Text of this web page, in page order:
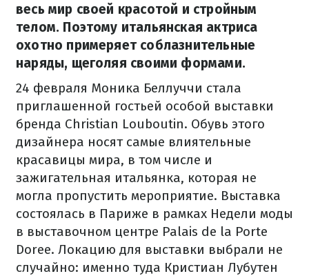
весь мир своей красотой и стройным
телом. Поэтому итальянская актриса
охотно примеряет соблазнительные
наряды, щеголяя своими формами.
24 февраля Моника Беллуччи стала
приглашенной гостьей особой выставки
бренда Christian Louboutin. Обувь этого
дизайнера носят самые влиятельные
красавицы мира, в том числе и
зажигательная итальянка, которая не
могла пропустить мероприятие. Выставка
состоялась в Париже в рамках Недели моды
в выставочном центре Palais de la Porte
Doree. Локацию для выставки выбрали не
случайно: именно туда Кристиан Лубутен